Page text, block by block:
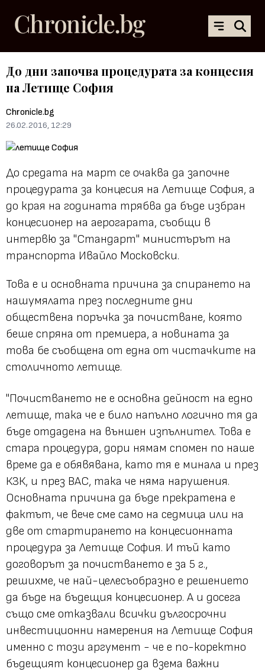
До дни започва процедурата за концесия
на Летище София
Chronicle.bg
26.02.2016, 12:29
До средата на март се очаква да започне
процедурата за концесия на Летище София, а
до края на годината трябва да бъде избран
концесионер на аерогарата, съобщи в
интервю за "Стандарт" министърът на
транспорта Ивайло Московски.
Това е и основната причина за спирането на
нашумялата през последните дни
обществена поръчка за почистване, която
беше спряна от премиера, а новината за
това бе съобщена от една от чистачките на
столичното летище.
"Почистването не е основна дейност на едно
летище, така че е било напълно логично тя да
бъде отдадена на външен изпълнител. Това е
стара процедура, дори нямам спомен по наше
време да е обявявана, като тя е минала и през
КЗК, и през ВАС, така че няма нарушения.
Основната причина да бъде прекратена е
фактът, че вече сме само на седмица или на
две от стартирането на концесионната
процедура за Летище София. И тъй като
договорът за почистването е за 5 г.,
решихме, че най-целесъобразно е решението
да бъде на бъдещия концесионер. А и досега
също сме отказвали всички дългосрочни
инвестиционни намерения на Летище София
именно с този аргумент - че е по-коректно
бъдещият концесионер да взема важни